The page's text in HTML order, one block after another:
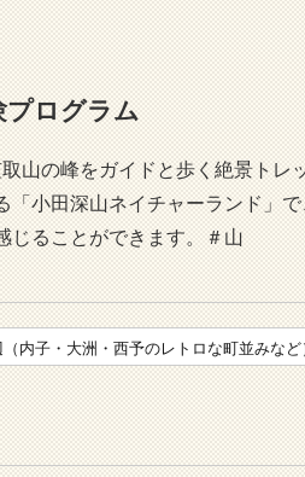
プログラム
山の峰をガイドと歩く絶景トレ
「小田深山ネイチャーランド」
じることができます。＃山
内子・大洲・西予のレトロな町並みなど